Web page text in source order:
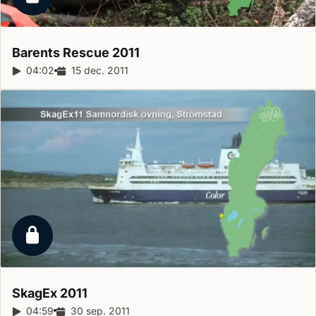
Låst reportage
Barents Rescue 2011
Reportagelängd:
04:02 Releasedatum:
15 dec. 2011
Låst reportage
SkagEx 2011
Reportagelängd:
04:59 Releasedatum:
30 sep. 2011